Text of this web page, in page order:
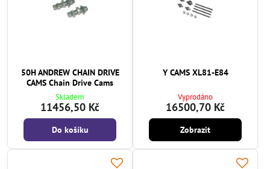
50H ANDREW CHAIN DRIVE
CAMS Chain Drive Cams
Skladem
11456,50 Kč
Do košíku
Y CAMS XL81-E84
Vyprodáno
16500,70 Kč
Zobrazit